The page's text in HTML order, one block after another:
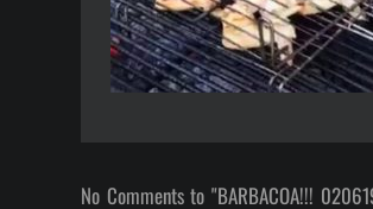
No Comments to "BARBACOA!!!